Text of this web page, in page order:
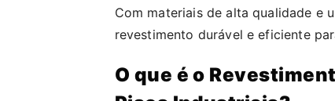
Com materiais de alta qualidade e
revestimento durável e eficiente
O que é o